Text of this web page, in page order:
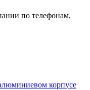
по телефонам,
корпусе